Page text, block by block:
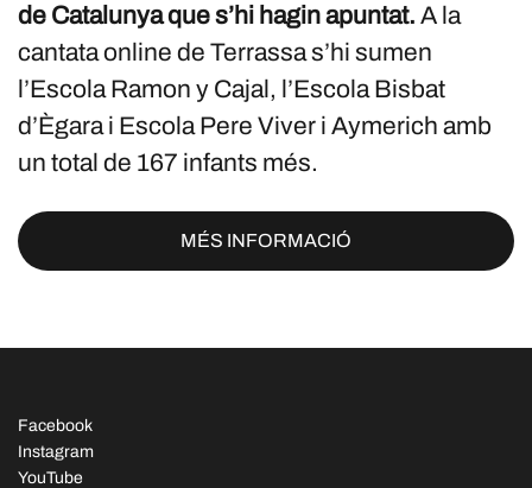
de Catalunya que s’hi hagin apuntat. A la
cantata online de Terrassa s’hi sumen
l’Escola Ramon y Cajal, l’Escola Bisbat
d’Ègara i Escola Pere Viver i Aymerich amb
un total de 167 infants més.
MÉS INFORMACIÓ
Facebook
Instagram
YouTube